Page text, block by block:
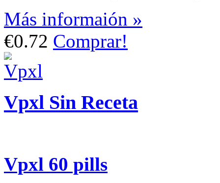
Más informaión »
€0.72 Comprar!
Vpxl Sin Receta
Vpxl 60 pills